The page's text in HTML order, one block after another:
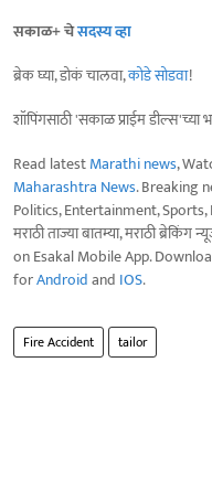
सकाळ+ चेसदस्य व्हा
ब्रेक घ्या, डोकं चालवा,कोडे सोडवा!
शॉपिंगसाठी 'सकाळ प्राईम डील्स'च्या
Read latestMarathi news,
Maharashtra News. Breaking
Politics, Entertainment,
मराठी ताज्या बातम्या, मराठी
on Esakal Mobile App.
forAndroidand IOS.
Fire Accident tailor